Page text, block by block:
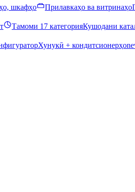
шкафҳо Прилавкаҳо ва витринаҳо
Тамоми 17 категорияКушодани
Хунукӣ + кондитсионерҳо